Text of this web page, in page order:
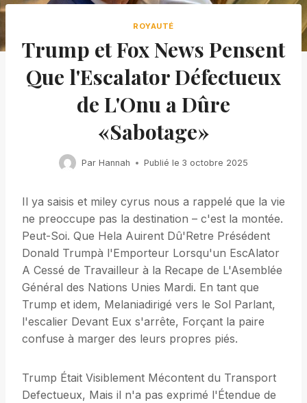
ROYAUTÉ
Trump et Fox News Pensent
Que l'Escalator Défectueux
de L'Onu a Dûre
«Sabotage»
Par Hannah Publié le 3 octobre 2025
Il ya saisis et miley cyrus nous a rappelé que la vie
ne preoccupe pas la destination – c'est la montée.
Peut-Soi. Que Hela Auirent Dû'Retre Présédent
Donald Trumpà l'Emporteur Lorsqu'un EscAlator
A Cessé de Travailleur à la Recape de L'Asemblée
Général des Nations Unies Mardi. En tant que
Trump et idem, Melaniadirigé vers le Sol Parlant,
l'escalier Devant Eux s'arrête, Forçant la paire
confuse à marger des leurs propres piés.
Trump Était Visiblement Mécontent du Transport
Defectueux, Mais il n'a pas exprimé l'Étendue de